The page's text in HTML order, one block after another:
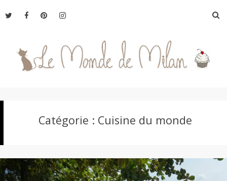
au
M
Catégorie : Cuisine du monde